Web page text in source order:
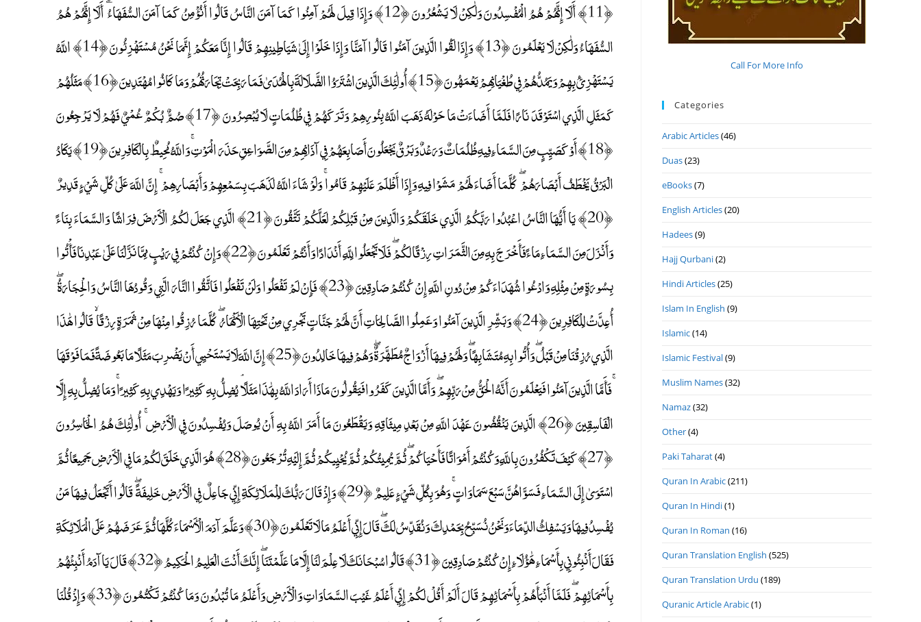
Call For More Info
Categories
Arabic Articles(46)
Duas(23)
eBooks(7)
English Articles(20)
Hadees(9)
Hajj Qurbani(2)
Hindi Articles(25)
Islam In English (9)
Islamic(14)
Islamic Festival(9)
Muslim Names(32)
Namaz(32)
Other(4)
Paki Taharat(4)
Quran In Arabic(211)
Quran In Hindi(1)
Quran In Roman (16)
Quran Translation English (525)
Quran Translation Urdu (189)
Quranic Article Arabic(1)